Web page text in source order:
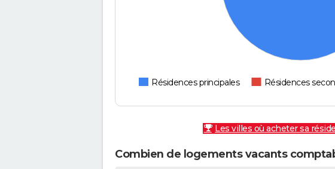
Résidences principales Résidences
Les villes où acheter sa
Combien de logements vacants